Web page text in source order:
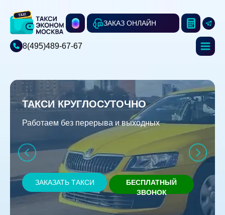
ЗАКАЗ ОНЛАЙН
8(495)489-67-67
ТАКСИ КРУГЛОСУТОЧНО
Работаем без перерыва и выходных
ЗАКАЗАТЬ ТАКСИ
БЕСПЛАТНЫЙ
ЗВОНОК